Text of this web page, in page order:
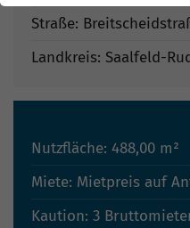
Straße:
Landkreis: Saalfeld-
Nutzfläche: 488,00 m²
Miete: Mietpreis auf
Kaution: 3